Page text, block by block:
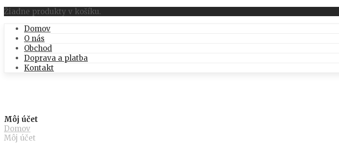
Žiadne produkty v košíku.
Domov
O nás
Obchod
Doprava a platba
Kontakt
Môj účet
Domov
Môj účet